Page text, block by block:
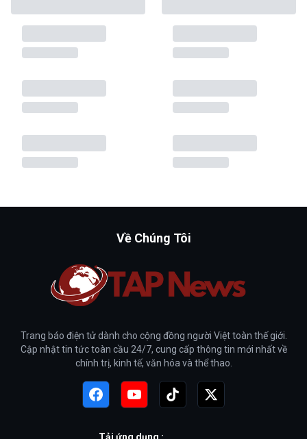
Về Chúng Tôi
Trang báo điện tử dành cho cộng đồng người Việt toàn thế giới.
Cập nhật tin tức toàn cầu 24/7, cung cấp thông tin mới nhất về
chính trị, kinh tế, văn hóa và thể thao.